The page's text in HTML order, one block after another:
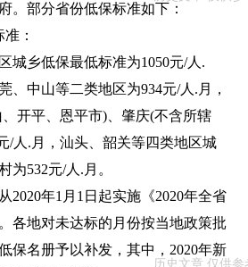
。部分省份低保标准如下：
：
城乡低保最低标准为1050元/人.
、中山等二类地区为934元/人.月，
开平、恩平市)、肇庆(不含所辖
/人.月，汕头、韶关等四类地区城
为532元/人.月。
2020年1月1日起实施《2020年全省
各地对未达标的月份按当地政策批
保名册予以补发，其中，2020年新